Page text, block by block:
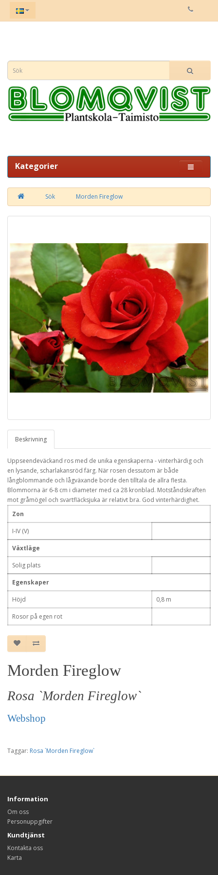
Kategorier
Sök Morden Fireglow
Beskrivning
Uppseendeväckand ros med de unika egenskaperna - vinterhärdig och
en lysande, scharlakansröd färg. När rosen dessutom är både
långblommande och lågväxande borde den tilltala de allra flesta.
Blommorna är 6-8 cm i diameter med ca 28 kronblad. Motståndskraften
mot gråmögel och svartfläcksjuka är relativt bra. God vinterhärdighet.
Zon
I-IV (V)
Växtläge
Solig plats
Egenskaper
Höjd 0,8 m
Rosor på egen rot
Morden Fireglow
Rosa `Morden Fireglow`
Webshop
Taggar: Rosa `Morden Fireglow`
Information
Om oss
Personuppgifter
Kundtjänst
Kontakta oss
Karta